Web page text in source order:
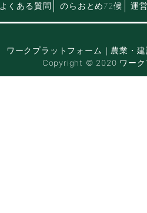
よくある質問 のらおとめ72候 運
ワークプラットフォーム｜農業・
Copyright © 2020 ワーク